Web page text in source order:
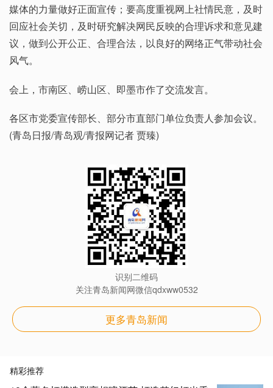
媒体的力量做好正面宣传；要高度重视网上社情民意，及时
回应社会关切，及时研究解决网民反映的合理诉求和意见建
议，做到公开公正、合理合法，以良好的网络正气带动社会
风气。
会上，市南区、崂山区、即墨市作了交流发言。
各区市党委宣传部长、部分市直部门单位负责人参加会议。
(青岛日报/青岛观/青报网记者 贾臻)
识别二维码
关注青岛新闻网微信qdxww0532
更多青岛新闻
精彩推荐